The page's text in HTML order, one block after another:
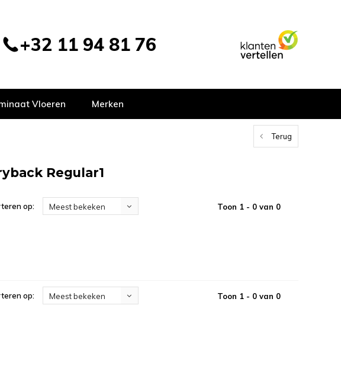
+32 11 94 81 76
Vloeren Merken
Terug
Regular1
op: Meest bekeken Toon 1 - 0 van 0
op: Meest bekeken Toon 1 - 0 van 0